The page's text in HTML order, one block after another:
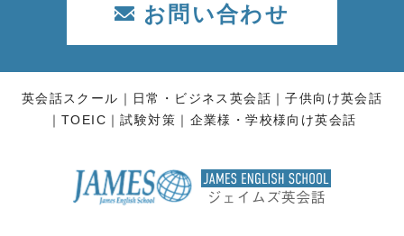
お問い合わせ
英会話スクール 日常・ビジネス英会話
子供向け英会話
TOEIC
試験対策 企業様・学校様向け英会話